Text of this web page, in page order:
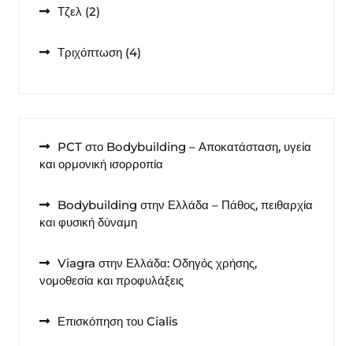
Τζελ 22
Τριχόπτωση 44
PCT στο Bodybuilding – Αποκατάσταση, υγεία
και ορμονική ισορροπία
Bodybuilding στην Ελλάδα – Πάθος, πειθαρχία
και φυσική δύναμη
Viagra στην Ελλάδα: Οδηγός χρήσης,
νομοθεσία και προφυλάξεις
Επισκόπηση του Cialis